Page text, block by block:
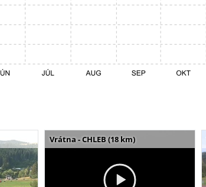
Vrátna - CHLEB (18 km)